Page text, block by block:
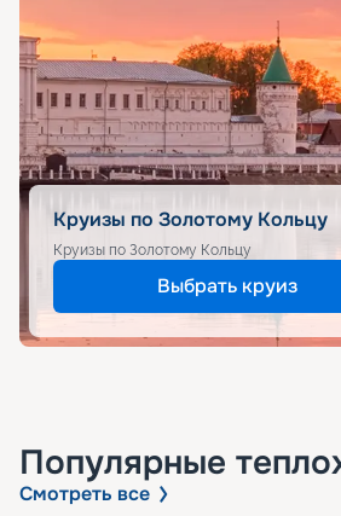
Круизы по Золотому Кольцу
Круизы по Золотому Кольцу
Выбрать круиз
Популярные
Смотреть все